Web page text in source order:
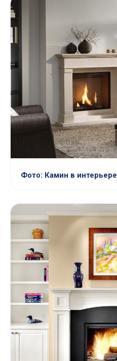
Фото: Камин в интерьере